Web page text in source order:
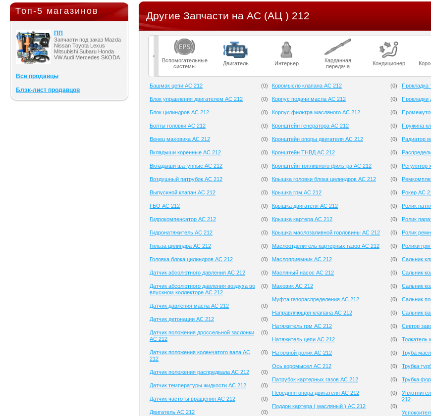
Топ-5 магазинов
ПП
Запчасти под заказ Mazda
Nissan Toyota Lexus
Mitsubishi Subaru Honda
VW Audi Mercedes SKODA
Все продавцы
Блэк-лист продавцов
Другие Запчасти на AC (АЦ ) 212
Вспомогательные
системы
Двигатель Интерьер
Карданная
передача
Кондиционер
Башмак цепи AC 212 (0)
Блок управления двигателем AC 212 (0)
Блок цилиндров AC 212 (0)
Болты головки AC 212 (0)
Венец маховика AC 212 (0)
Вкладыши коренные AC 212 (0)
Вкладыши шатунные AC 212 (0)
Воздушный патрубок AC 212 (0)
Выпускной клапан AC 212 (0)
ГБО AC 212 (0)
Гидрокомпенсатор AC 212 (0)
Гидронатяжитель AC 212 (0)
Гильза цилиндра AC 212 (0)
Головка блока цилиндров AC 212 (0)
Датчик абсолютного давления AC 212 (0)
Датчик абсолютного давления воздуха во
впускном коллекторе AC 212
(0)
Датчик давления масла AC 212 (0)
Датчик детонации AC 212 (0)
Датчик положения дроссельной заслонки
AC 212
(0)
Датчик положения коленчатого вала AC
212
(0)
Датчик положения распредвала AC 212 (0)
Датчик температуры жидкости AC 212 (0)
Датчик частоты вращения AC 212 (0)
Двигатель AC 212 (0)
Коромысло клапана AC 212 (0)
Корпус подачи масла AC 212 (0)
Корпус фильтра масляного AC 212 (0)
Кронштейн генератора AC 212 (0)
Кронштейн опоры двигателя AC 212 (0)
Кронштейн ТНВД AC 212 (0)
Кронштейн топливного фильтра AC 212 (0)
Крышка головки блока цилиндров AC 212 (0)
Крышка грм AC 212 (0)
Крышка двигателя AC 212 (0)
Крышка картера AC 212 (0)
Крышка маслозаливной горловины AC 212 (0)
Маслоотделитель картерных газов AC 212 (0)
Маслоприемник AC 212 (0)
Масляный насос AC 212 (0)
Маховик AC 212 (0)
Муфта газораспределения AC 212 (0)
Направляющая клапана AC 212 (0)
Натяжитель грм AC 212 (0)
Натяжитель цепи AC 212 (0)
Натяжной ролик AC 212 (0)
Ось коромысел AC 212 (0)
Патрубок картерных газов AC 212 (0)
Передняя опора двигателя AC 212 (0)
Поддон картера ( масляный ) AC 212 (0)
Прокладка
Прокладки
Пружина
Радиатор
Регулятор
Рокер AC
Ролик
Ролик
Ролик
Ролики
Сальник
Сальник
Сальник
Сальник
Сальник
Сектор
Толкатель
Труба
Трубка
Трубка
212